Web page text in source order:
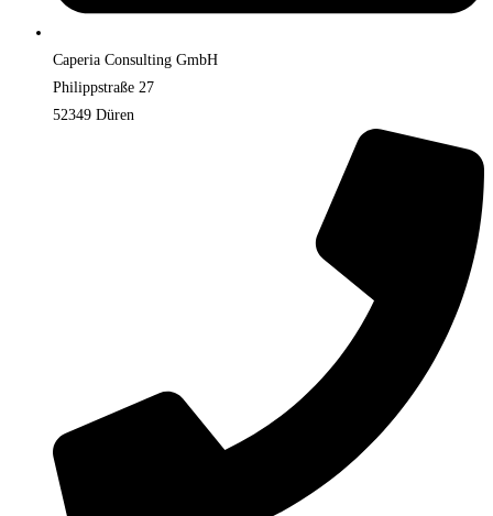
Caperia Consulting GmbH
Philippstraße 27
52349 Düren